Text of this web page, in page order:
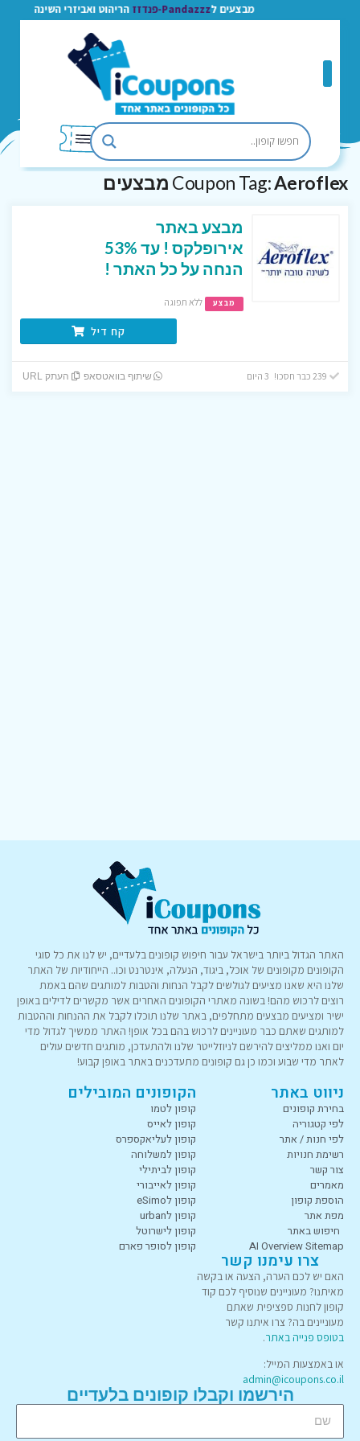
מבצעים לPandazzz-פנדזז הריהוט ואביזרי השינה
Coupon Tag:Aeroflex מבצעים
מבצע באתר
אירופלקס ! עד 53%
הנחה על כל האתר !
מבצע ללא תפוגה
קח דיל
שיתוף בוואטסאפ העתק URL
האתר הגדול ביותר בישראל עבור חיפוש קופונים בלעדיים, יש לנו את כל סוגי
הקופונים מקופונים של אוכל, ביגוד, הנעלה, אינטרנט וכו.. הייחודיות של האתר
שלנו היא שאנו מציעים לגולשים לקבל הנחות והטבות למותגים שהם באמת
רוצים לרכוש מהם! בשונה מאתרי הקופונים האחרים אשר מקשרים לדילים באופן
ישיר ומציעים מבצעים מתחלפים, באתר שלנו תוכלו לקבל את ההנחות וההטבות
למותגים שאתם כבר מעוניינים לרכוש בהם בכל אופן! האתר ממשיך לגדול מדי
יום ואנו ממליצים להירשם לניוזלייטר שלנו ולהתעדכן, מותגים חדשים עולים
לאתר מדי שבוע וכמו כן גם קופונים מתעדכנים באתר באופן קבוע!
ניווט באתר
בחירת קופונים
לפי קטגוריה
לפי חנות / אתר
רשימת חנויות
צור קשר
מאמרים
הוספת קופון
מפת אתר
חיפוש באתר
AI Overview Sitemap
הקופונים המובילים
קופון לטמו
קופון לאייס
קופון לעליאקספרס
קופון למשלוחה
קופון לביתילי
קופון לאייבורי
קופון לeSimo
קופון לurban
קופון לישרוטל
קופון לסופר פארם
צרו עימנו קשר
האם יש לכם הערה, הצעה או בקשה
מאיתנו? מעוניינים שנוסיף לכם קוד
קופון לחנות ספציפית שאתם
מעוניינים בה? צרו איתנו קשר
בטופס פנייה באתר.
או באמצעות המייל:
admin@icoupons.co.il
הירשמו וקבלו קופונים בלעדיים